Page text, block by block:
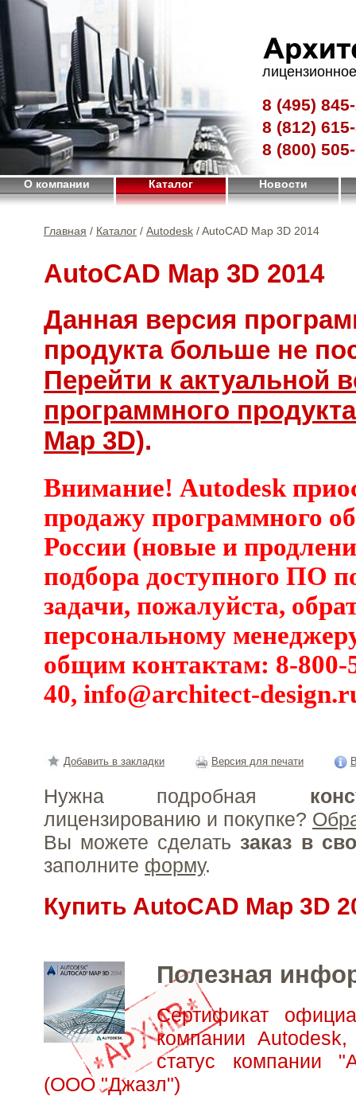
8 (495)
8 (812)
8 (800)
О компании Каталог Новости
Главная / Каталог / Autodesk / AutoCAD Map 3D 2014
AutoCAD Map 3D 2014
Данная версия
продукта больше не
Перейти к актуальной
программного
Map 3D).
Внимание! Autodesk
продажу программного
России (новые и
подбора доступного ПО
задачи, пожалуйста,
персональному
общим контактам: 8-800-
40, info@architect-
Добавить в закладки Версия для печати
Нужна подробная
лицензированию и покупке?
Вы можете сделать заказ в
заполните форму.
Купить AutoCAD Map 3D
Полезная
Сертификат
компании
статус компании
(ООО "Джазл")